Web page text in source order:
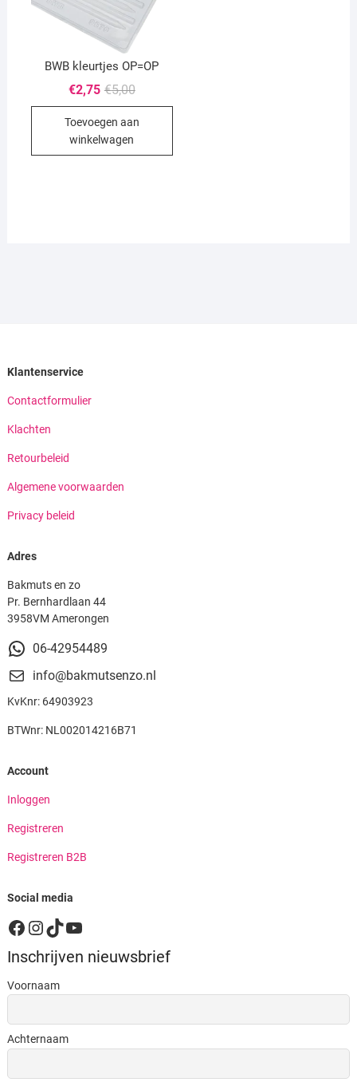
BWB kleurtjes OP=OP
€5,00Oorspronkelijke
€5,00.
€2,75
Huidige
€2,75.
Toevoegen aan
winkelwagen
Klantenservice
Contactformulier
Klachten
Retourbeleid
Algemene voorwaarden
Privacy beleid
Adres
Bakmuts en zo
Pr. Bernhardlaan 44
3958VM Amerongen
06-42954489
info@bakmutsenzo.nl
KvKnr: 64903923
BTWnr: NL002014216B71
Account
Inloggen
Registreren
Registreren B2B
Social media
Facebook
Instagram
TikTok
YouTube
Inschrijven nieuwsbrief
Voornaam
Achternaam